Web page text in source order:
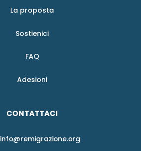
La proposta
Sostienici
FAQ
Adesioni
CONTATTACI
info@remigrazione.org